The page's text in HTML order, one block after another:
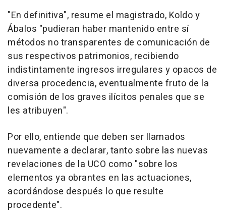
"En definitiva", resume el magistrado, Koldo y
Ábalos "pudieran haber mantenido entre sí
métodos no transparentes de comunicación de
sus respectivos patrimonios, recibiendo
indistintamente ingresos irregulares y opacos de
diversa procedencia, eventualmente fruto de la
comisión de los graves ilícitos penales que se
les atribuyen".
Por ello, entiende que deben ser llamados
nuevamente a declarar, tanto sobre las nuevas
revelaciones de la UCO como "sobre los
elementos ya obrantes en las actuaciones,
acordándose después lo que resulte
procedente".